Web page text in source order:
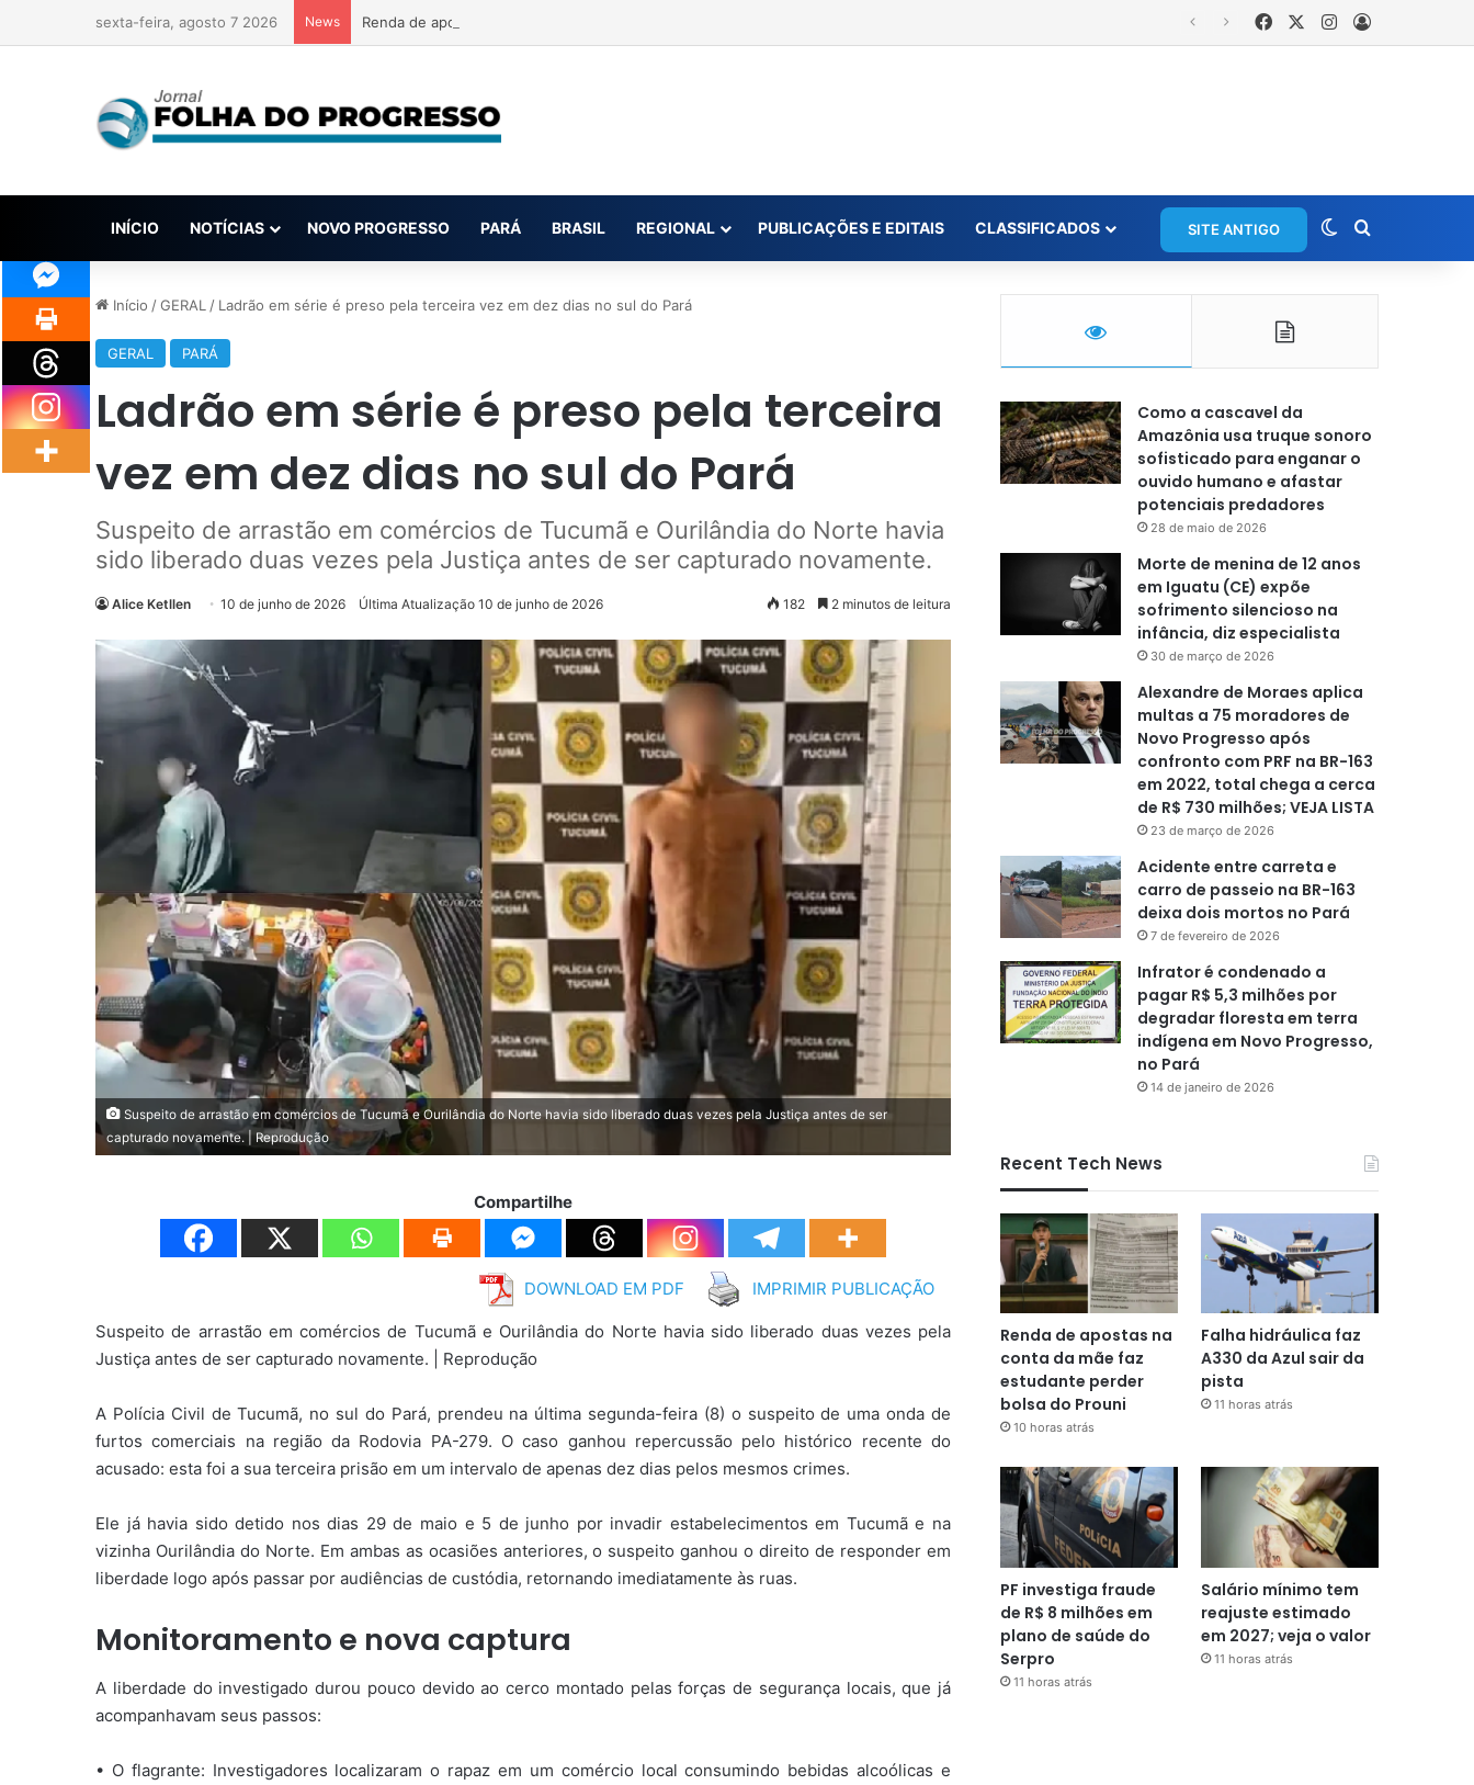
sexta-feira, agosto 7 2026 News Renda de apostas na conta da mãe faz estudante perder bolsa do Prouni FacebookInstagram
INÍCIO NOTÍCIAS NOVO PROGRESSO PARÁ BRASIL REGIONAL PUBLICAÇÕES E EDITAIS CLASSIFICADOS SITE ANTIGO Switch skin
Início /GERAL / Ladrão em série é preso pela terceira vez em dez dias no sul do Pará
GERAL PARÁ
Ladrão em série é preso pela terceira
vez em dez dias no sul do Pará
Suspeito de arrastão em comércios de Tucumã e Ourilândia do Norte havia
sido liberado duas vezes pela Justiça antes de ser capturado novamente.
Alice Ketllen 10 de junho de 2026 Última Atualização 10 de junho de 2026 182 2 minutos de leitura
Suspeito de arrastão em comércios de Tucumã e Ourilândia do Norte havia sido liberado duas vezes pela Justiça antes de ser
capturado novamente. | Reprodução
Compartilhe
DOWNLOAD EM PDF IMPRIMIR PUBLICAÇÃO
Suspeito de arrastão em comércios de Tucumã e Ourilândia do Norte havia sido liberado duas vezes pela
Justiça antes de ser capturado novamente. | Reprodução
A Polícia Civil de Tucumã, no sul do Pará, prendeu na última segunda-feira (8) o suspeito de uma onda de
furtos comerciais na região da Rodovia PA-279. O caso ganhou repercussão pelo histórico recente do
acusado: esta foi a sua terceira prisão em um intervalo de apenas dez dias pelos mesmos crimes.
Ele já havia sido detido nos dias 29 de maio e 5 de junho por invadir estabelecimentos em Tucumã e na
vizinha Ourilândia do Norte. Em ambas as ocasiões anteriores, o suspeito ganhou o direito de responder em
liberdade logo após passar por audiências de custódia, retornando imediatamente às ruas.
Monitoramento e nova captura
A liberdade do investigado durou pouco devido ao cerco montado pelas forças de segurança locais, que já
acompanhavam seus passos:
• O flagrante: Investigadores localizaram o rapaz em um comércio local consumindo bebidas alcoólicas e
Como a cascavel da
Amazônia usa truque sonoro
sofisticado para enganar o
ouvido humano e afastar
potenciais predadores
28 de maio de 2026
Morte de menina de 12 anos
em Iguatu (CE) expõe
sofrimento silencioso na
infância, diz especialista
30 de março de 2026
Alexandre de Moraes aplica
multas a 75 moradores de
Novo Progresso após
confronto com PRF na BR-163
em 2022, total chega a cerca
de R$ 730 milhões; VEJA LISTA
23 de março de 2026
Acidente entre carreta e
carro de passeio na BR-163
deixa dois mortos no Pará
7 de fevereiro de 2026
Infrator é condenado a
pagar R$ 5,3 milhões por
degradar floresta em terra
indígena em Novo Progresso,
no Pará
14 de janeiro de 2026
Recent Tech News
Renda de apostas na
conta da mãe faz
estudante perder
bolsa do Prouni
10 horas atrás
Falha hidráulica faz
A330 da Azul sair da
pista
11 horas atrás
PF investiga fraude
de R$ 8 milhões em
plano de saúde do
Serpro
11 horas atrás
Salário mínimo tem
reajuste estimado
em 2027; veja o valor
11 horas atrás